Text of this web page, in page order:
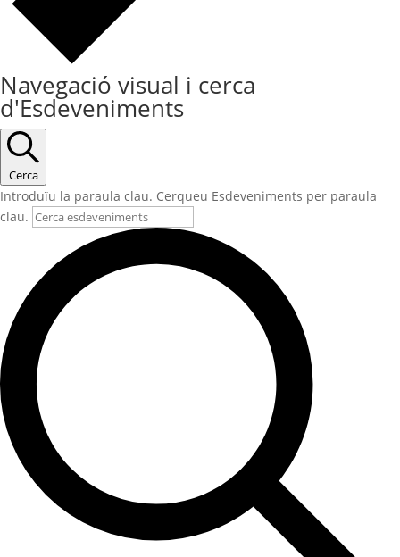
Navegació visual i cerca
d'Esdeveniments
Cerca
Introduïu la paraula clau. Cerqueu Esdeveniments per paraula
clau.